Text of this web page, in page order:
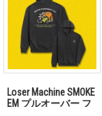
Loser Machine SMOKE
EM プルオーバー フ